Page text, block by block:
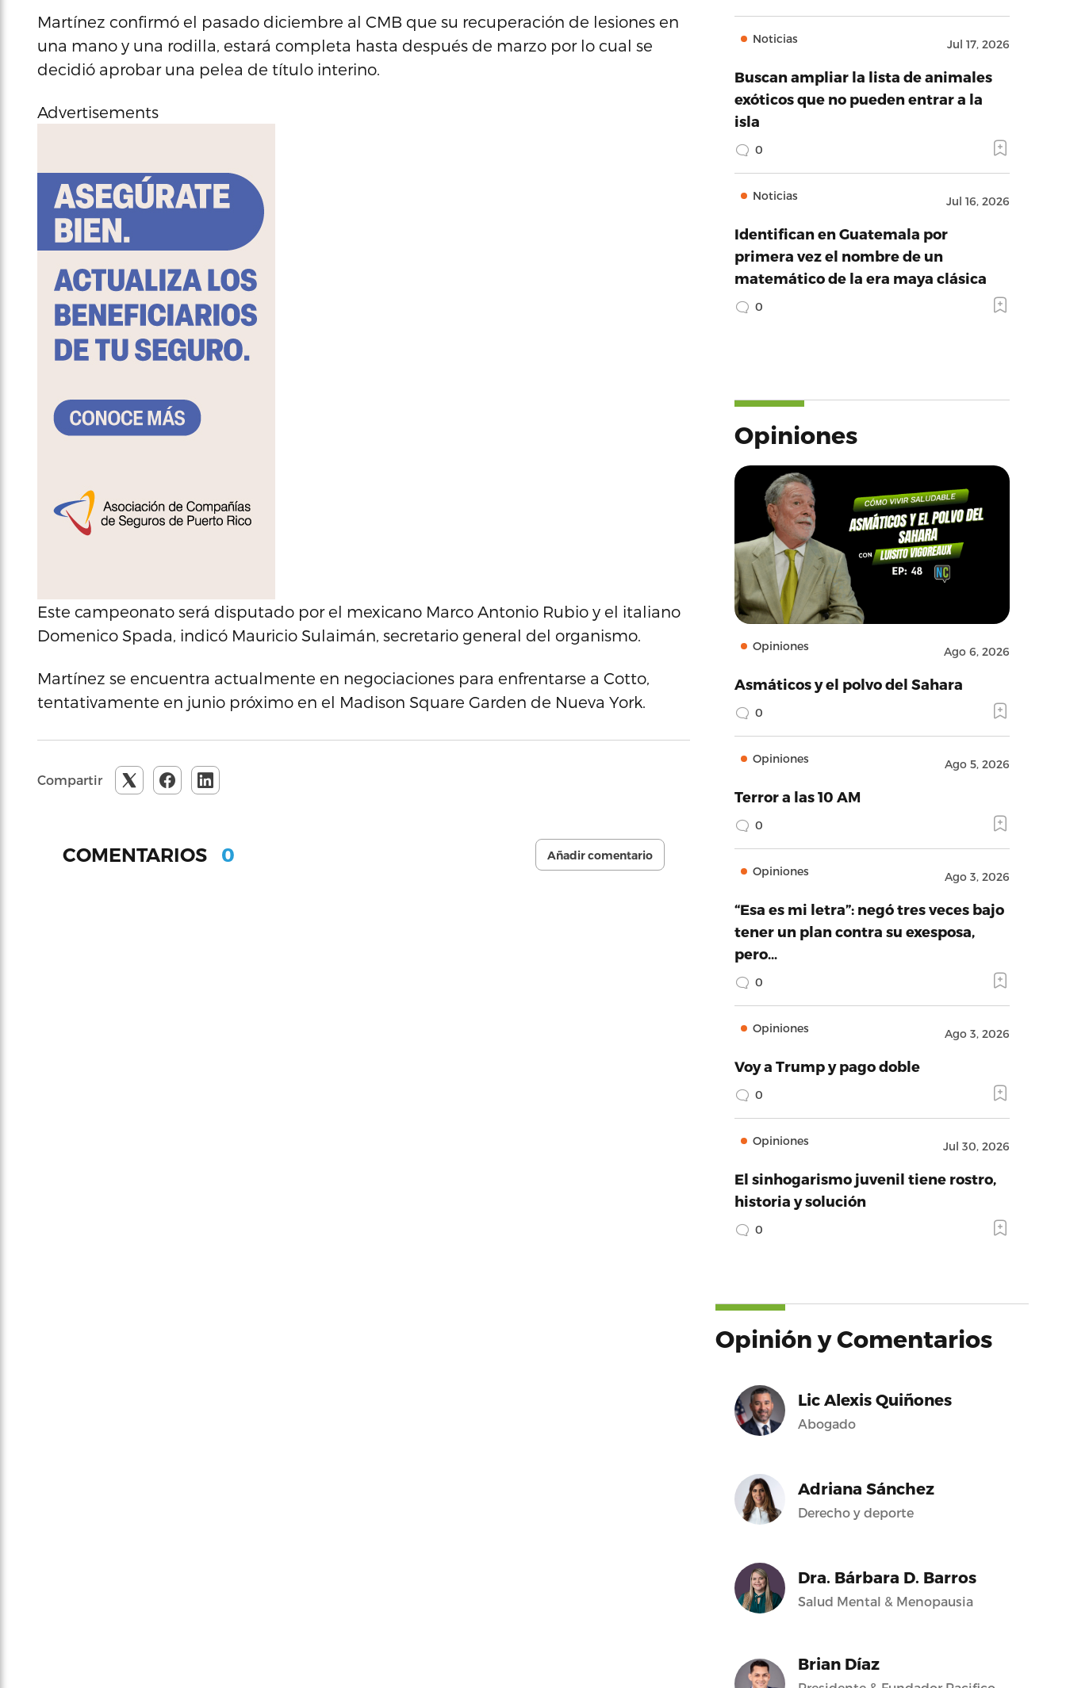
Martínez confirmó el pasado diciembre al CMB que su recuperación de lesiones en
una mano y una rodilla, estará completa hasta después de marzo por lo cual se
decidió aprobar una pelea de título interino.
Advertisements
Este campeonato será disputado por el mexicano Marco Antonio Rubio y el italiano
Domenico Spada, indicó Mauricio Sulaimán, secretario general del organismo.
Martínez se encuentra actualmente en negociaciones para enfrentarse a Cotto,
tentativamente en junio próximo en el Madison Square Garden de Nueva York.
Compartir
COMENTARIOS 0 Añadir comentario
Noticias Jul 17, 2026
Buscan ampliar la lista de animales
exóticos que no pueden entrar a la
isla
0
Noticias Jul 16, 2026
Identifican en Guatemala por
primera vez el nombre de un
matemático de la era maya clásica
0
Opiniones
Opiniones Ago 6, 2026
Asmáticos y el polvo del Sahara
0
Opiniones Ago 5, 2026
Terror a las 10 AM
0
Opiniones Ago 3, 2026
“Esa es mi letra”: negó tres veces bajo
tener un plan contra su exesposa,
pero…
0
Opiniones Ago 3, 2026
Voy a Trump y pago doble
0
Opiniones Jul 30, 2026
El sinhogarismo juvenil tiene rostro,
historia y solución
0
Opinión y Comentarios
Lic Alexis Quiñones
Abogado
Adriana Sánchez
Derecho y deporte
Dra. Bárbara D. Barros
Salud Mental & Menopausia
Brian Díaz